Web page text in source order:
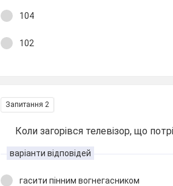
104
102
Запитання 2
Коли загорівся телевізор, що
варіанти відповідей
гасити пінним вогнегасником